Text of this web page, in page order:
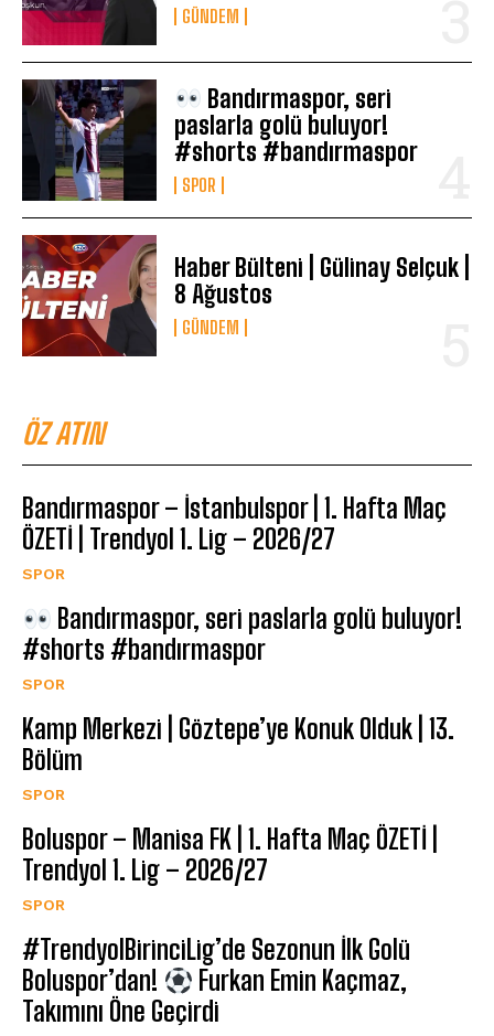
GÜNDEM
Bandırmaspor, seri
paslarla golü buluyor!
#shorts #bandırmaspor
SPOR
Haber Bülteni | Gülinay Selçuk |
8 Ağustos
GÜNDEM
ÖZ ATIN
Bandırmaspor – İstanbulspor | 1. Hafta Maç
ÖZETİ | Trendyol 1. Lig – 2026/27
SPOR
Bandırmaspor, seri paslarla golü buluyor!
#shorts #bandırmaspor
SPOR
Kamp Merkezi | Göztepe’ye Konuk Olduk | 13.
Bölüm
SPOR
Boluspor – Manisa FK | 1. Hafta Maç ÖZETİ |
Trendyol 1. Lig – 2026/27
SPOR
#TrendyolBirinciLig’de Sezonun İlk Golü
Boluspor’dan!
Furkan Emin Kaçmaz,
Takımını Öne Geçirdi